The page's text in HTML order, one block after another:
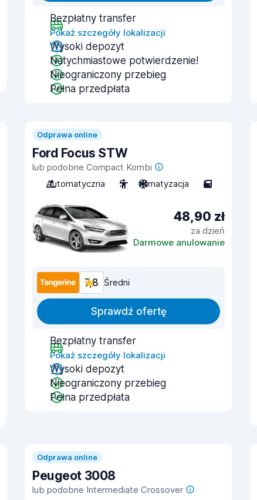
Bezpłatny transfer
Pokaż szczegóły lokalizacji
Wysoki depozyt
Natychmiastowe potwierdzenie!
Nieograniczony przebieg
Pełna przedpłata
Odprawa online
Ford Focus STW
lub podobne Compact Kombi
Automatyczna
5 Klimatyzacja 5
48,90 zł
za dzień
Darmowe anulowanie
7,8 Średni
Sprawdź ofertę
Bezpłatny transfer
Pokaż szczegóły lokalizacji
Wysoki depozyt
Nieograniczony przebieg
Pełna przedpłata
Odprawa online
Peugeot 3008
lub podobne Intermediate Crossover